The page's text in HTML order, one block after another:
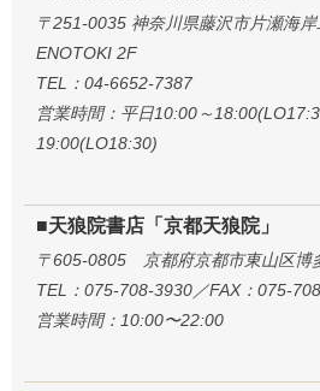
〒251-0035 神奈川県藤沢市片瀬海
ENOTOKI 2F
TEL：04-6652-7387
営業時間：平日10:00～
19:00(LO18:30)
■天狼院書店「京都天狼院」
〒605-0805 京都府京都市東山区博
TEL：075-708-3930／FAX：075-
営業時間：10:00〜22:00